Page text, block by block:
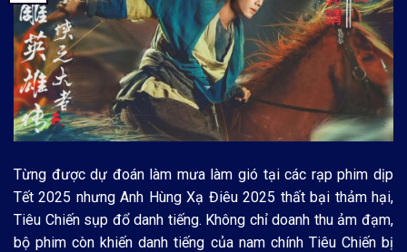
Từng được dự đoán làm mưa làm gió tại các rạp phim dịp
Tết 2025 nhưng Anh Hùng Xạ Điêu 2025 thất bại thảm hại,
Tiêu Chiến sụp đổ danh tiếng. Không chỉ doanh thu ảm đạm,
bộ phim còn khiến danh tiếng của nam chính Tiêu Chiến bị